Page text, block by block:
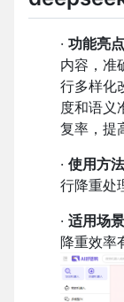
· 功能亮点
内容，准
行多样化
度和语义
复率，提
· 使用方法
行降重处
· 适用场景
降重效率